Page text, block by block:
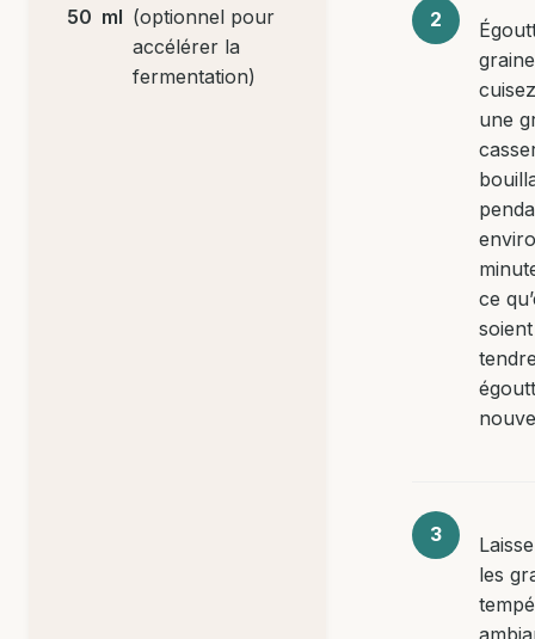
50 ml (optionnel pour
accélérer la
fermentation)
une
ce
les